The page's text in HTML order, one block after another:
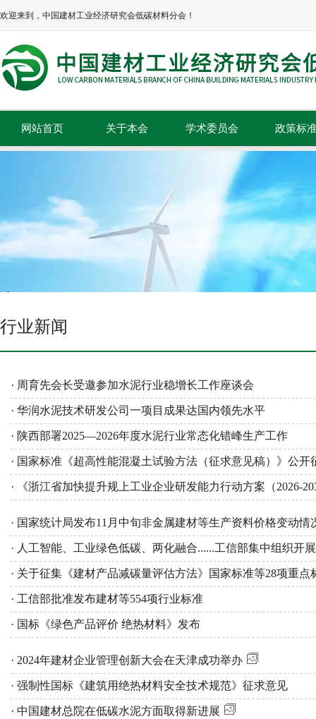
欢迎来到，中国建材工业经济研究会低碳材料分会！
网站首页 关于本会
协会领导
学术委员会 政策标
标准规范
行业新闻
· 周育先会长受邀参加水泥行业稳增长工作座谈会
· 华润水泥技术研发公司一项目成果达国内领先水平
· 陕西部署2025—2026年度水泥行业常态化错峰生产工作
· 国家标准《超高性能混凝土试验方法（征求意见稿）》公开
· 《浙江省加快提升规上工业企业研发能力行动方案（2026-
· 国家统计局发布11月中旬非金属建材等生产资料价格变动情
· 人工智能、工业绿色低碳、两化融合......工信部集中组织开
· 关于征集《建材产品减碳量评估方法》国家标准等28项重点
· 工信部批准发布建材等554项行业标准
· 国标《绿色产品评价 绝热材料》发布
· 2024年建材企业管理创新大会在天津成功举办
· 强制性国标《建筑用绝热材料安全技术规范》征求意见
· 中国建材总院在低碳水泥方面取得新进展